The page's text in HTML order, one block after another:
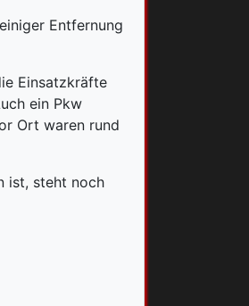
Entfernung
Einsatzkräfte
ein Pkw
Ort waren rund
ist, steht noch